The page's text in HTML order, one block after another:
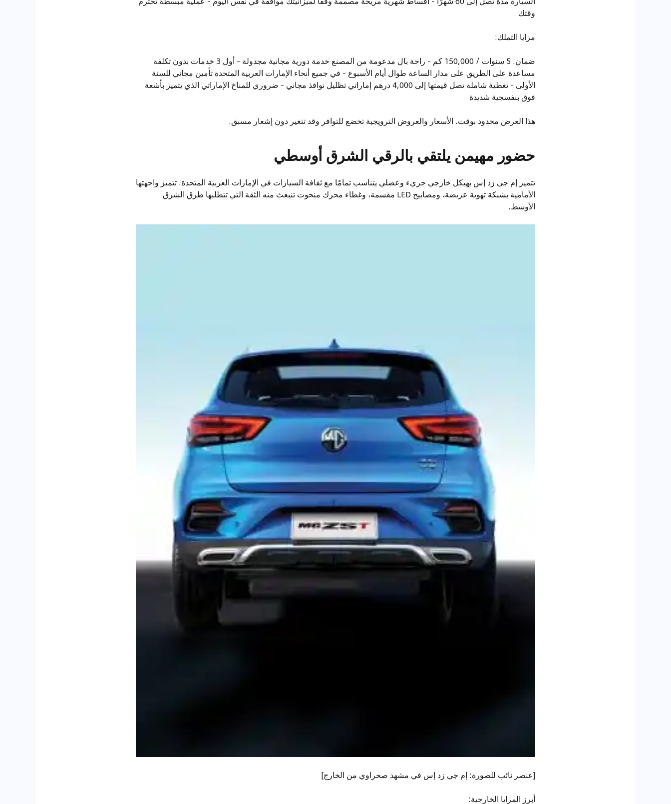
وقتك
مزايا التملك:
ضمان: 5 سنوات / 150,000 كم - راحة بال مدعومة من المصنع خدمة دورية مجانية مجدولة - أول 3 خدمات بدون تكلفة
مساعدة على الطريق على مدار الساعة طوال أيام الأسبوع - في جميع أنحاء الإمارات العربية المتحدة تأمين مجاني للسنة
الأولى - تغطية شاملة تصل قيمتها إلى 4,000 درهم إماراتي تظليل نوافذ مجاني - ضروري للمناخ الإماراتي الذي يتميز بأشعة
فوق بنفسجية شديدة
هذا العرض محدود بوقت. الأسعار والعروض الترويجية تخضع للتوافر وقد تتغير دون إشعار مسبق.
حضور مهيمن يلتقي بالرقي الشرق أوسطي
تتميز إم جي زد إس بهيكل خارجي جريء وعضلي يتناسب تمامًا مع ثقافة السيارات في الإمارات العربية المتحدة. تتميز واجهتها
الأمامية بشبكة تهوية عريضة، ومصابيح LED مقسمة، وغطاء محرك منحوت تنبعث منه الثقة التي تتطلبها طرق الشرق
الأوسط.
[عنصر نائب للصورة: إم جي زد إس في مشهد صحراوي من الخارج]
أبرز المزايا الخارجية: